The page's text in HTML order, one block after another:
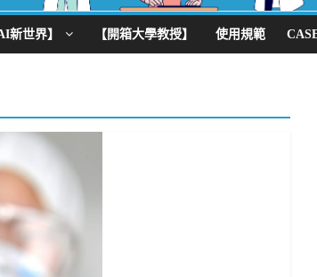
新世界】 【開箱大學教授】 使用規範